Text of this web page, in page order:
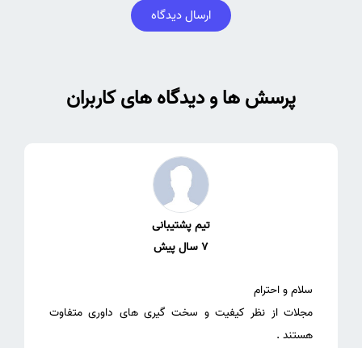
ارسال دیدگاه
پرسش ها و دیدگاه های کاربران
تیم پشتیبانی
7 سال پیش
مجلات از نظر کیفیت و سخت گیری های داوری متفاوت